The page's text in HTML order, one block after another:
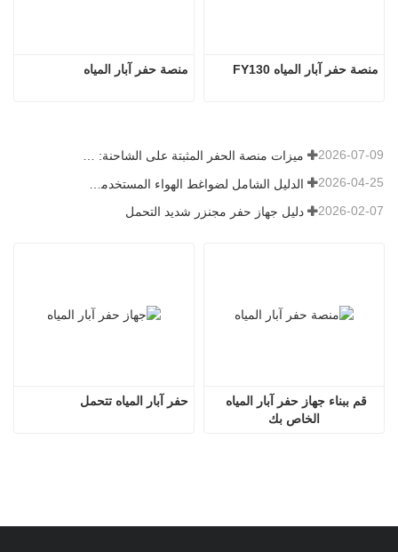
منصة حفر آبار المياه منصة حفر آبار المياه FY130
ميزات منصة الحفر المثبتة على الشاحنة: دليل شامل لعام 2026 2026-07-09
2026-04-25
دليل جهاز حفر مجنزر شديد التحمل 2026-02-07
حفر آبار المياه تتحمل
الخاص بك